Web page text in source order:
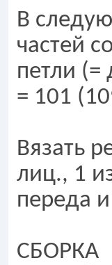
В
частей
петли (=
= 101
Вязать
лиц., 1
переда
СБОРКА